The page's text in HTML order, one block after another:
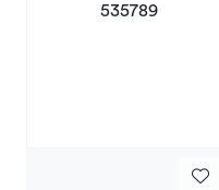
535789